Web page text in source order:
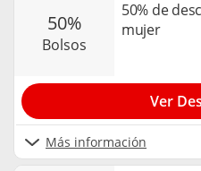
50%
bolsos
50% de
mujer
Más información
Ver